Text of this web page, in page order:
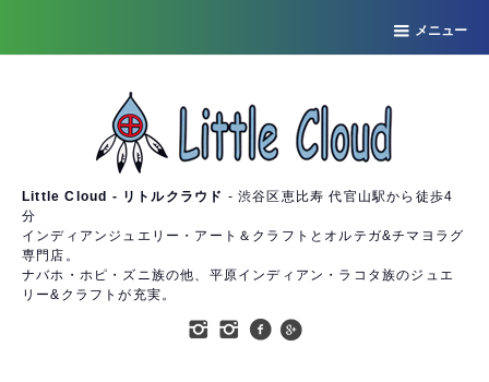
メニュー
Little Cloud - リトルクラウド - 渋谷区恵比寿 代官山駅から徒歩4
分
インディアンジュエリー・アート＆クラフトとオルテガ&チマヨラグ
専門店。
ナバホ・ホピ・ズニ族の他、平原インディアン・ラコタ族のジュエ
リー&クラフトが充実。